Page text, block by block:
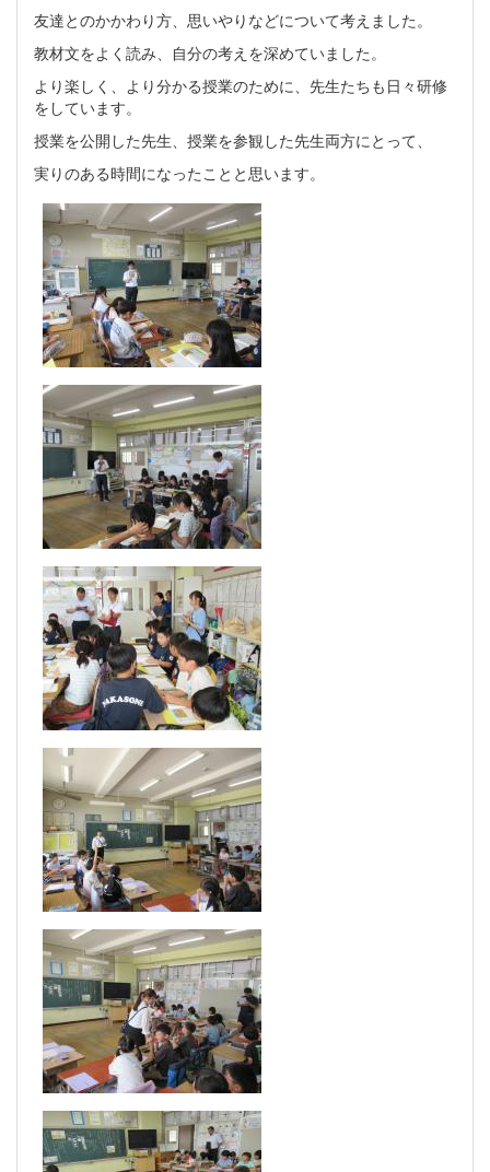
友達とのかかわり方、思いやりなどについて考えました。
教材文をよく読み、自分の考えを深めていました。
より楽しく、より分かる授業のために、先生たちも日々研修
をしています。
授業を公開した先生、授業を参観した先生両方にとって、
実りのある時間になったことと思います。